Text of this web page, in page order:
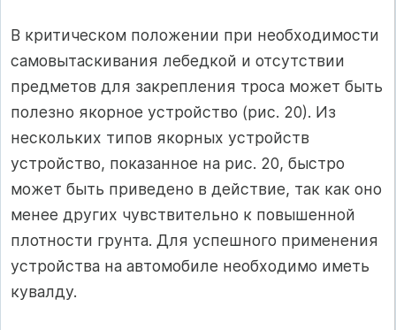
В критическом положении при необходимости
самовытаскивания лебедкой и отсутствии
предметов для закрепления троса может быть
полезно якорное устройство (рис. 20). Из
нескольких типов якорных устройств
устройство, показанное на рис. 20, быстро
может быть приведено в действие, так как оно
менее других чувствительно к повышенной
плотности грунта. Для успешного применения
устройства на автомобиле необходимо иметь
кувалду.